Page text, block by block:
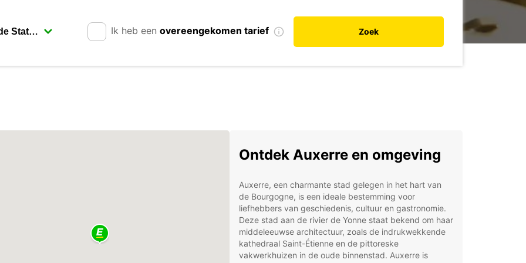
Ik heb een overeengekomen tarief Zoek
Ontdek Auxerre en omgeving
Auxerre, een charmante stad gelegen in het hart van
de Bourgogne, is een ideale bestemming voor
liefhebbers van geschiedenis, cultuur en gastronomie.
Deze stad aan de rivier de Yonne staat bekend om haar
middeleeuwse architectuur, zoals de indrukwekkende
kathedraal Saint-Étienne en de pittoreske
vakwerkhuizen in de oude binnenstad. Auxerre is